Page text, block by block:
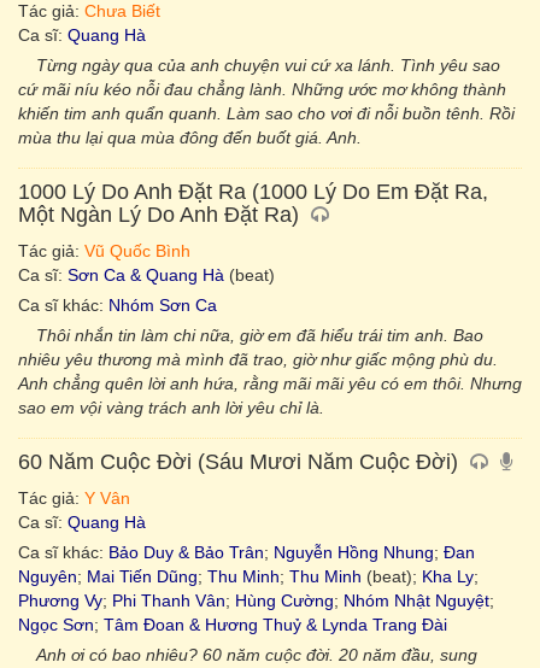
Tác giả: Chưa Biết
Ca sĩ: Quang Hà
Từng ngày qua của anh chuyện vui cứ xa lánh. Tình yêu sao
cứ mãi níu kéo nỗi đau chẳng lành. Những ước mơ không thành
khiến tim anh quẩn quanh. Làm sao cho vơi đi nỗi buồn tênh. Rồi
mùa thu lại qua mùa đông đến buốt giá. Anh.
1000 Lý Do Anh Đặt Ra (1000 Lý Do Em Đặt Ra,
Một Ngàn Lý Do Anh Đặt Ra)
Tác giả: Vũ Quốc Bình
Ca sĩ: Sơn Ca & Quang Hà (beat)
Ca sĩ khác: Nhóm Sơn Ca
Thôi nhắn tin làm chi nữa, giờ em đã hiểu trái tim anh. Bao
nhiêu yêu thương mà mình đã trao, giờ như giấc mộng phù du.
Anh chẳng quên lời anh hứa, rằng mãi mãi yêu có em thôi. Nhưng
sao em vội vàng trách anh lời yêu chỉ là.
60 Năm Cuộc Đời (Sáu Mươi Năm Cuộc Đời)
Tác giả: Y Vân
Ca sĩ: Quang Hà
Ca sĩ khác: Bảo Duy & Bảo Trân; Nguyễn Hồng Nhung; Đan
Nguyên; Mai Tiến Dũng; Thu Minh; Thu Minh (beat); Kha Ly;
Phương Vy; Phi Thanh Vân; Hùng Cường; Nhóm Nhật Nguyệt;
Ngọc Sơn; Tâm Đoan & Hương Thuỷ & Lynda Trang Đài
Anh ơi có bao nhiêu? 60 năm cuộc đời. 20 năm đầu, sung